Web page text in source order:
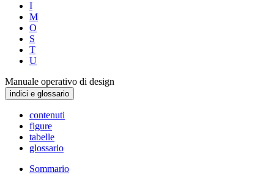
I
M
O
S
T
U
Manuale operativo di design
indici e glossario
contenuti
figure
tabelle
glossario
Sommario